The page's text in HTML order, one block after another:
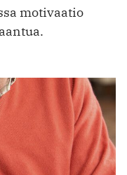
motivaatio